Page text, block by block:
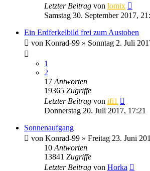
Letzter Beitrag von lomix
Samstag 30. September 2017,
Ein Erdferkelbild frei zum Austoben
von Konrad-99 » Sonntag 2. Juli
1
2
17 Antworten
19365 Zugriffe
Letzter Beitrag von ifi1
Donnerstag 20. Juli 2017, 17:21
Sonnenaufgang
von Konrad-99 » Freitag 23. Juni
10 Antworten
13841 Zugriffe
Letzter Beitrag von Horka